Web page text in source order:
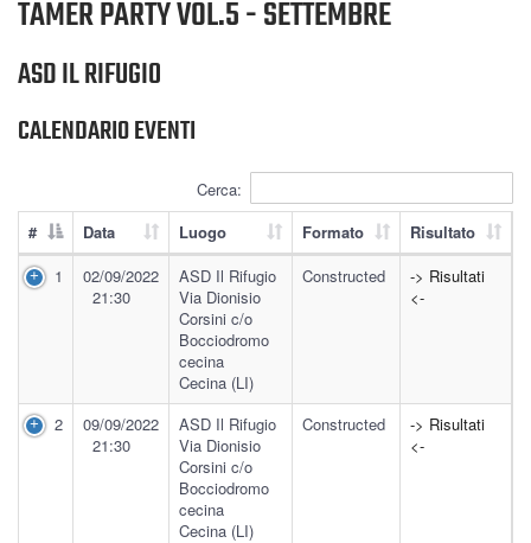
TAMER PARTY VOL.5 - SETTEMBRE
ASD IL RIFUGIO
CALENDARIO EVENTI
Cerca:
#
Data Luogo Formato
Risultato
1
02/09/2022
21:30
ASD Il Rifugio
Via Dionisio
Corsini c/o
Bocciodromo
cecina
Cecina (LI)
Constructed
-> Risultati
<-
2
09/09/2022
21:30
ASD Il Rifugio
Via Dionisio
Corsini c/o
Bocciodromo
cecina
Cecina (LI)
Constructed
-> Risultati
<-